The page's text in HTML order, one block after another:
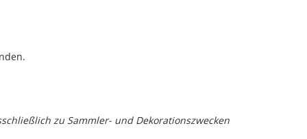
zu Sammler- und Dekorationszwecken